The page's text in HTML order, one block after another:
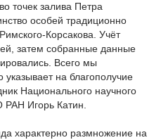
точек залива Петра
особей традиционно
Корсакова. Учёт
затем собранные данные
Всего мы
на благополучие
Национального научного
Игорь Катин.
характерно размножение на